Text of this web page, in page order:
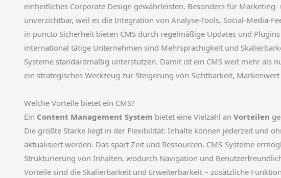
einheitliches Corporate Design gewährleisten. Besonders für Marketing-
unverzichtbar, weil es die Integration von Analyse-Tools, Social-Media-
in puncto Sicherheit bieten CMS durch regelmäßige Updates und
international tätige Unternehmen sind Mehrsprachigkeit und
Systeme standardmäßig unterstützen. Damit ist ein CMS weit mehr als
ein strategisches Werkzeug zur Steigerung von Sichtbarkeit,
Welche Vorteile bietet ein CMS?
Ein Content Management System bietet eine Vielzahl an Vorteilen
Die größte Stärke liegt in der Flexibilität: Inhalte können jederzeit und
aktualisiert werden. Das spart Zeit und Ressourcen. CMS-Systeme
Strukturierung von Inhalten, wodurch Navigation und
Vorteile sind die Skalierbarkeit und Erweiterbarkeit – zusätzliche